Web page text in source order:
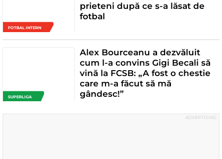
FOTBAL INTERN
prieteni după ce s-a lăsat de
fotbal
SUPERLIGA
Alex Bourceanu a dezvăluit
cum l-a convins Gigi Becali să
vină la FCSB: „A fost o chestie
care m-a făcut să mă
gândesc!”